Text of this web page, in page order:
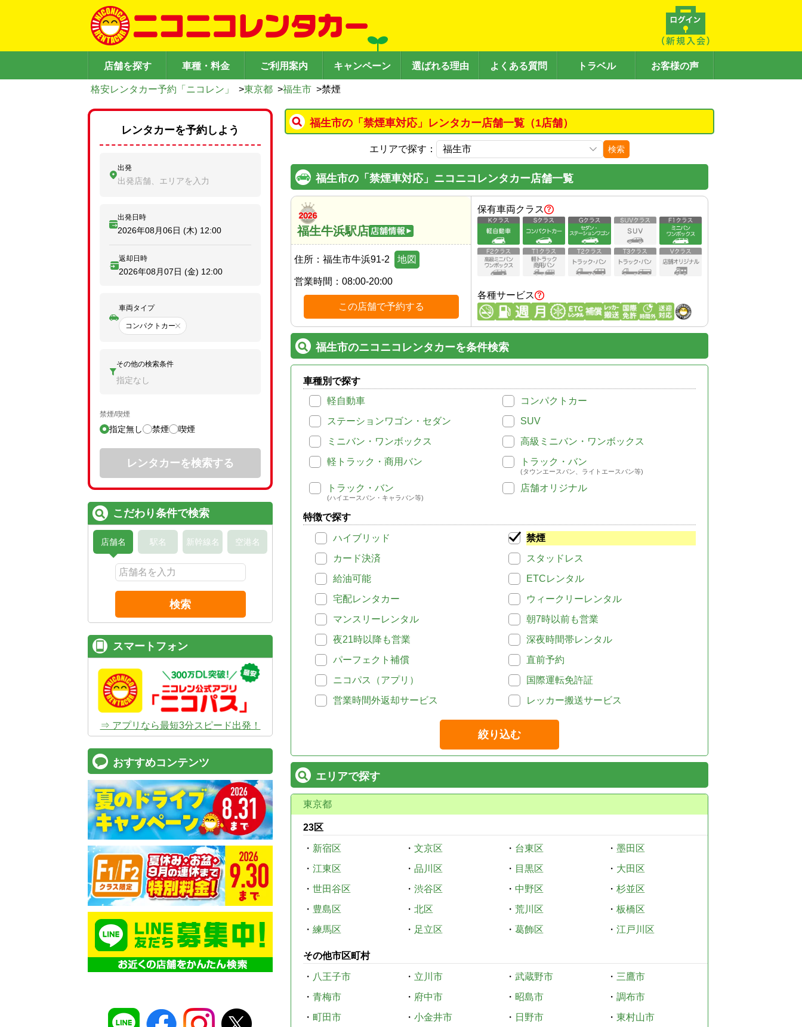
店舗を探す 車種・料金 ご利用案内 キャンペーン 選ばれる理由 よくある質問 トラベル お客様の声
格安レンタカー予約「ニコレン」 >東京都 >福生市 >禁煙
福生市の「禁煙車対応」レンタカー店舗一覧（1店舗）
エリアで探す： 検索
福生市の「禁煙車対応」ニコニコレンタカー店舗一覧
福生牛浜駅店
住所： 福生市牛浜91-2 地図
営業時間： 08:00-20:00
この店舗で予約する
保有車両クラス
各種サービス
福生市のニコニコレンタカーを条件検索
車種別で探す
軽自動車
コンパクトカー
ステーションワゴン・セダン
SUV
ミニバン・ワンボックス
高級ミニバン・ワンボックス
軽トラック・商用バン
トラック・バン
(タウンエースバン、ライトエースバン等)
トラック・バン
(ハイエースバン・キャラバン等)
店舗オリジナル
特徴で探す
ハイブリッド
禁煙
カード決済
スタッドレス
給油可能
ETCレンタル
宅配レンタカー
ウィークリーレンタル
マンスリーレンタル
朝7時以前も営業
夜21時以降も営業
深夜時間帯レンタル
パーフェクト補償
直前予約
ニコパス（アプリ）
国際運転免許証
営業時間外返却サービス
レッカー搬送サービス
絞り込む
エリアで探す
東京都
23区
・ 新宿区 ・ 文京区 ・ 台東区 ・ 墨田区
・ 江東区 ・ 品川区 ・ 目黒区 ・ 大田区
・ 世田谷区 ・ 渋谷区 ・ 中野区 ・ 杉並区
・ 豊島区 ・ 北区 ・ 荒川区 ・ 板橋区
・ 練馬区 ・ 足立区 ・ 葛飾区 ・ 江戸川区
その他市区町村
・ 八王子市 ・ 立川市 ・ 武蔵野市 ・ 三鷹市
・ 青梅市 ・ 府中市 ・ 昭島市 ・ 調布市
・ 町田市 ・ 小金井市 ・ 日野市 ・ 東村山市
レンタカーを予約しよう
出発
出発店舗、エリアを入力
出発日時
2026年08月06日 (木) 12:00
返却日時
2026年08月07日 (金) 12:00
車両タイプ
コンパクトカー
その他の検索条件
指定なし
禁煙/喫煙
指定無し 禁煙 喫煙
レンタカーを検索する
こだわり条件で検索
店舗名 駅名 新幹線名 空港名
検索
スマートフォン
⇒ アプリなら最短3分スピード出発！
おすすめコンテンツ